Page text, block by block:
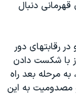
دنبال
رقابتهای دور
با شکست دادن
به مرحله بعد راه
مصدومیت به این